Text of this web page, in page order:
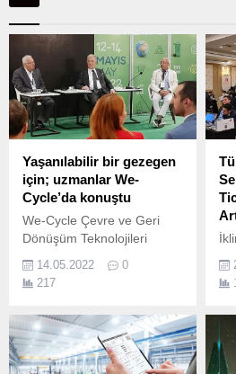
Yaşanılabilir bir gezegen
için; uzmanlar We-
Cycle’da konuştu
We-Cycle Çevre ve Geri
Dönüşüm Teknolojileri
ölçülebilir ve yerinde
dönüştürülen atık sistemleri,
koruma hakkında pek çok
uzman görüşünün yer aldığı
panel ve seminerler
14.05.2022
0
217